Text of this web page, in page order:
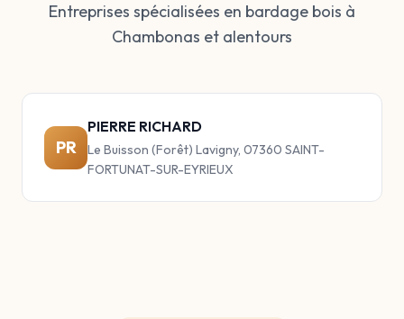
Entreprises spécialisées en bardage bois à
Chambonas et alentours
PR
PIERRE RICHARD
Le Buisson (Forêt) Lavigny, 07360 SAINT-
FORTUNAT-SUR-EYRIEUX